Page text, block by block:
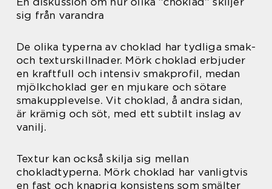
sig från varandra
De olika typerna av choklad har tydliga smak-
och texturskillnader. Mörk choklad erbjuder
en kraftfull och intensiv smakprofil, medan
mjölkchoklad ger en mjukare och sötare
smakupplevelse. Vit choklad, å andra sidan,
är krämig och söt, med ett subtilt inslag av
vanilj.
Textur kan också skilja sig mellan
chokladtyperna. Mörk choklad har vanligtvis
en fast och knaprig konsistens som smälter